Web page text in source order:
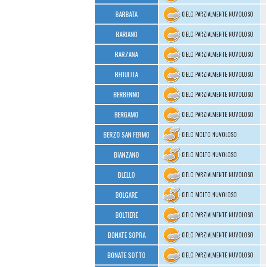
BARBATA CIELO PARZIALMENTE NUVOLOSO
BARIANO CIELO PARZIALMENTE NUVOLOSO
BARZANA CIELO PARZIALMENTE NUVOLOSO
BEDULITA CIELO PARZIALMENTE NUVOLOSO
BERBENNO CIELO PARZIALMENTE NUVOLOSO
BERGAMO CIELO PARZIALMENTE NUVOLOSO
BERZO SAN FERMO CIELO MOLTO NUVOLOSO
BIANZANO CIELO MOLTO NUVOLOSO
BLELLO CIELO PARZIALMENTE NUVOLOSO
BOLGARE CIELO MOLTO NUVOLOSO
BOLTIERE CIELO PARZIALMENTE NUVOLOSO
BONATE SOPRA CIELO PARZIALMENTE NUVOLOSO
BONATE SOTTO CIELO PARZIALMENTE NUVOLOSO